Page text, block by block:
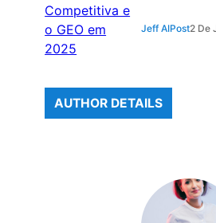
Jeff AIPost2 De
AUTHOR DETAILS